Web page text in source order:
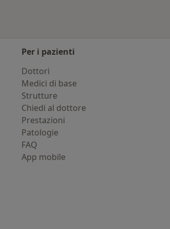
Per i pazienti
Dottori
Medici di base
Strutture
Chiedi al dottore
Prestazioni
Patologie
FAQ
App mobile